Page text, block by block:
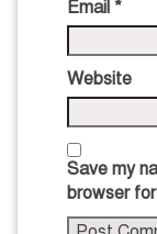
Email *
Website
Save my
browser